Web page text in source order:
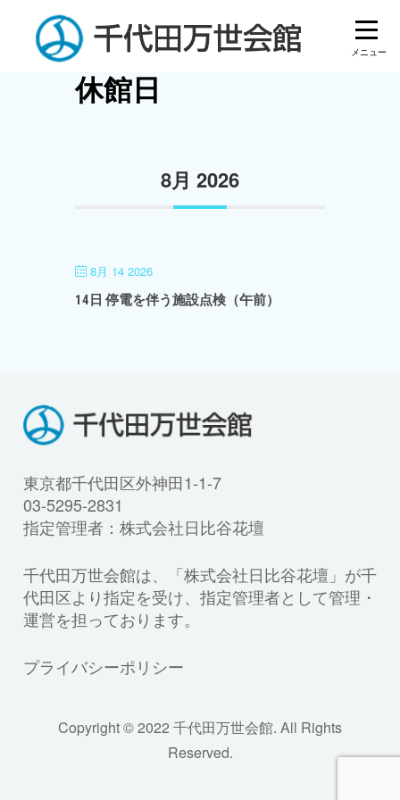
content
休館日
8月 2026
8月 14 2026
14日 停電を伴う施設点検（午前）
東京都千代田区外神田1-1-7
03-5295-2831
指定管理者：株式会社日比谷花壇
千代田万世会館は、「株式会社日比谷花壇」が千
代田区より指定を受け、指定管理者として管理・
運営を担っております。
プライバシーポリシー
Copyright © 2022 千代田万世会館. All Rights
Reserved.